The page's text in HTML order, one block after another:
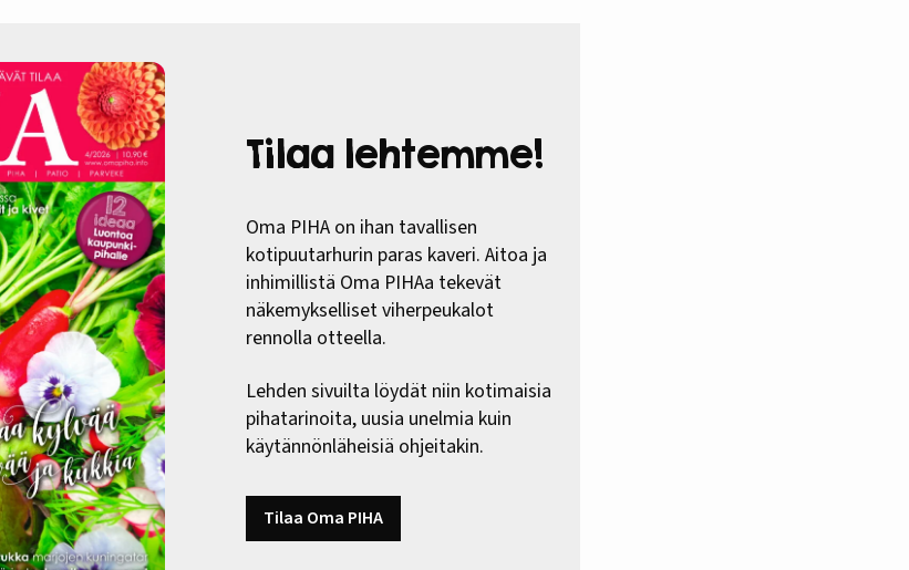
Tilaa lehtemme!
Oma PIHA on ihan tavallisen
kotipuutarhurin paras kaveri. Aitoa ja
inhimillistä Oma PIHAa tekevät
näkemykselliset viherpeukalot
rennolla otteella.
Lehden sivuilta löydät niin kotimaisia
pihatarinoita, uusia unelmia kuin
käytännönläheisiä ohjeitakin.
Tilaa Oma PIHA